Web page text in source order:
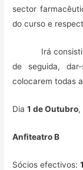
sector
do curso e
Irá consistir
de seguida,
colocarem todas
Dia1 de Outubro,
Anfiteatro B
Sócios efectivos: